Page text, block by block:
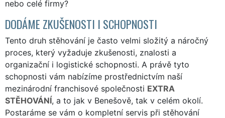
nebo celé firmy?
DODÁME ZKUŠENOSTI I SCHOPNOSTI
Tento druh stěhování je často velmi složitý a náročný
proces, který vyžaduje zkušenosti, znalosti a
organizační i logistické schopnosti. A právě tyto
schopnosti vám nabízíme prostřednictvím naší
mezinárodní franchisové společnosti EXTRA
STĚHOVÁNÍ, a to jak v Benešově, tak v celém okolí.
Postaráme se vám o kompletní servis při stěhování